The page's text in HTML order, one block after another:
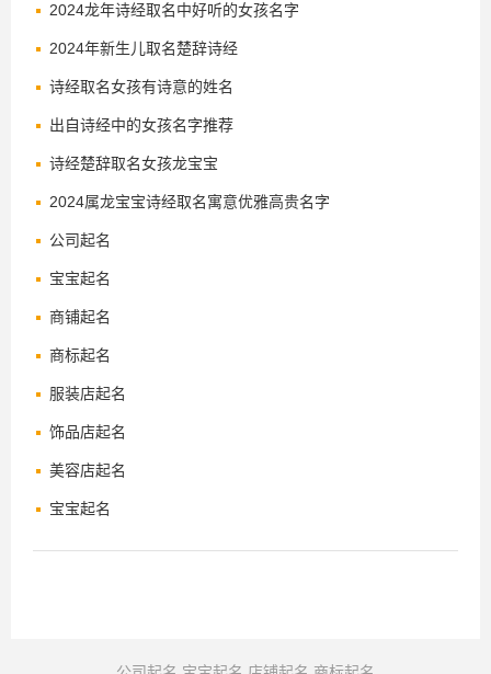
2024龙年诗经取名中好听的女孩名字
2024年新生儿取名楚辞诗经
诗经取名女孩有诗意的姓名
出自诗经中的女孩名字推荐
诗经楚辞取名女孩龙宝宝
2024属龙宝宝诗经取名寓意优雅高贵名字
公司起名
宝宝起名
商铺起名
商标起名
服装店起名
饰品店起名
美容店起名
宝宝起名